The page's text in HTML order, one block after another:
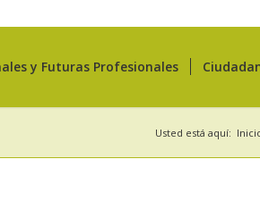
y Futuras Profesionales
Usted está aquí: